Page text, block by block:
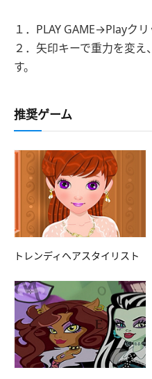
１．PLAY GAME→Playクリ
２．矢印キーで重力を変
す。
推奨ゲーム
トレンディヘアスタイリスト